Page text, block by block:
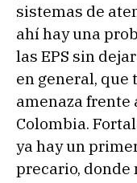
sistemas de
ahí hay una
las EPS sin
en general, que
amenaza frente
Colombia.
ya hay un
precario, donde